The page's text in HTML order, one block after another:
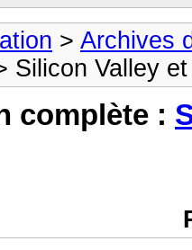
> Archives
Silicon Valley
complète :